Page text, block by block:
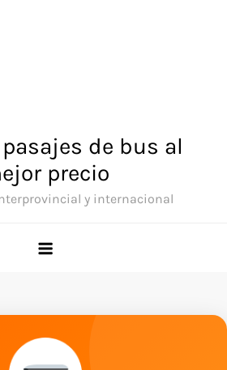
de bus al
precio
y internacional